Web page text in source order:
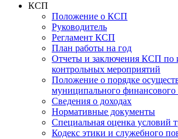
КСП
Положение о КСП
Руководитель
Регламент КСП
План работы на год
Отчеты и заключения КСП по
контрольных мероприятий
Положение о порядке
муниципального финансового
Сведения о доходах
Нормативные документы
Специальная оценка условий
Кодекс этики и служебного